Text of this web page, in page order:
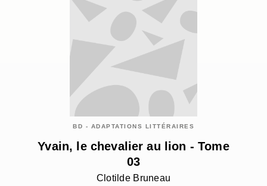
BD - ADAPTATIONS LITTÉRAIRES
Yvain, le chevalier au lion - Tome
03
Clotilde Bruneau